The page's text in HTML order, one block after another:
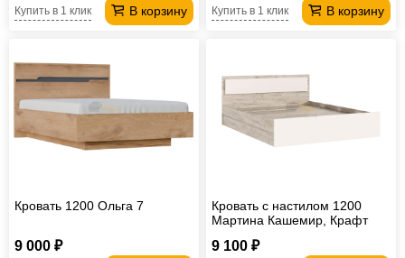
В корзину
Купить в 1 клик В корзину
Купить в 1 клик
Кровать 1200 Ольга 7
9 000 ₽
Кровать с настилом 1200
Мартина Кашемир, Крафт
9 100 ₽